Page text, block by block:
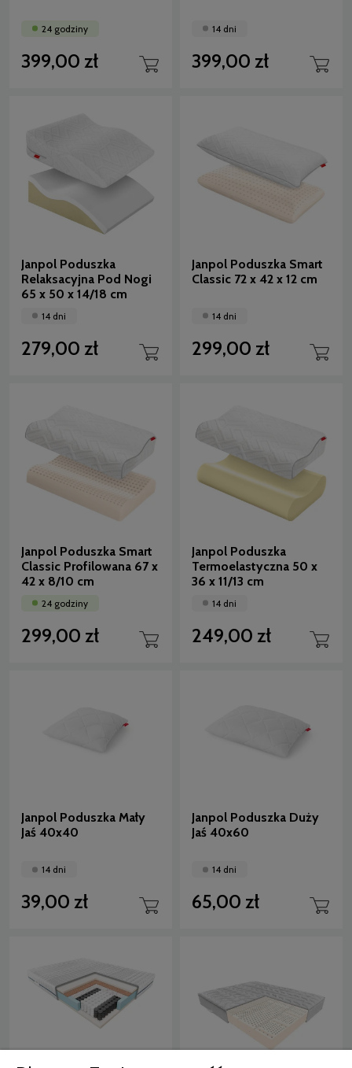
24 godziny
399,00 zł
14 dni
399,00 zł
Janpol Poduszka
Relaksacyjna Pod Nogi
65 x 50 x 14/18 cm
14 dni
279,00 zł
Janpol Poduszka Smart
Classic 72 x 42 x 12 cm
14 dni
299,00 zł
Janpol Poduszka Smart
Classic Profilowana 67 x
42 x 8/10 cm
24 godziny
299,00 zł
Janpol Poduszka
Termoelastyczna 50 x
36 x 11/13 cm
14 dni
249,00 zł
Janpol Poduszka Mały
Jaś 40x40
14 dni
39,00 zł
Janpol Poduszka Duży
Jaś 40x60
14 dni
65,00 zł